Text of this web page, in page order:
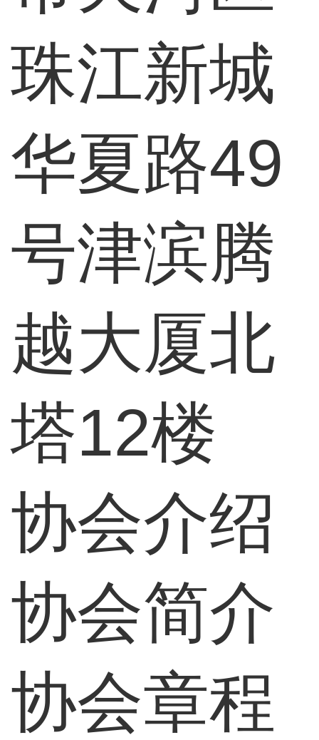
珠江新城
华夏路49
号津滨腾
越大厦北
塔12楼
协会介绍
协会简介
协会章程